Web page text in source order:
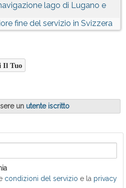
lago di Lugano e
fine del servizio in Svizzera
Il Tuo
un utente iscritto
condizioni del servizio e la privacy